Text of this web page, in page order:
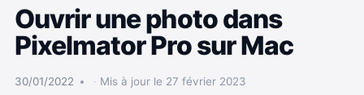
Ouvrir une photo dans
Pixelmator Pro sur Mac
30/01/2022 Mis à jour le 27 février 2023